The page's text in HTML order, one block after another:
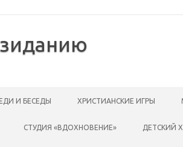
И БЕСЕДЫ ХРИСТИАНСКИЕ ИГРЫ
СТУДИЯ «ВДОХНОВЕНИЕ» ДЕТСКИЙ